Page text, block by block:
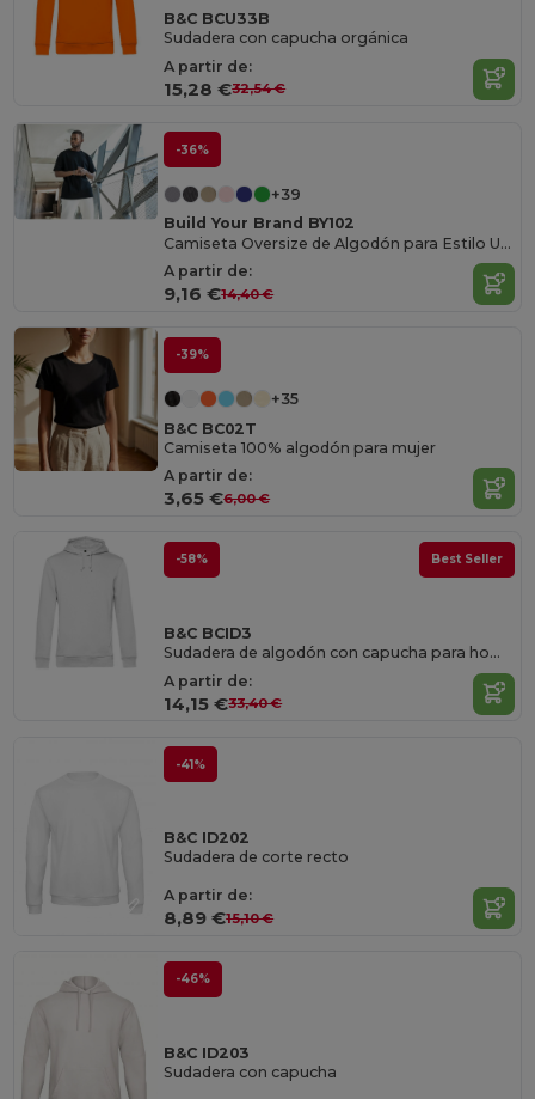
B&C BCU33B
Sudadera con capucha orgánica
A partir de:
15,28 €32,54 €
-36%
+39
Build Your Brand BY102
Camiseta Oversize de Algodón para Estilo Urbano
A partir de:
9,16 €14,40 €
-39%
+35
B&C BC02T
Camiseta 100% algodón para mujer
A partir de:
3,65 €6,00 €
-58% Best Seller
B&C BCID3
Sudadera de algodón con capucha para hombre y mujer
A partir de:
14,15 €33,40 €
-41%
B&C ID202
Sudadera de corte recto
A partir de:
8,89 €15,10 €
-46%
B&C ID203
Sudadera con capucha